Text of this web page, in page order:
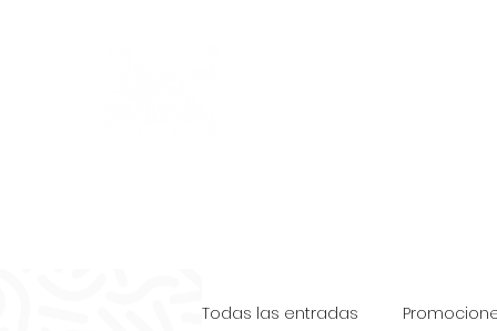
Todas las entradas